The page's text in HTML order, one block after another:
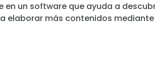
en un software que ayuda a
elaborar más contenidos